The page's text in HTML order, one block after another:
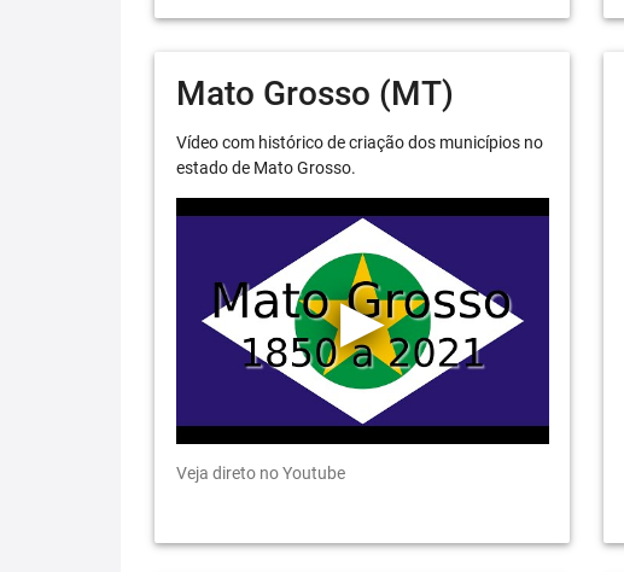
Mato Grosso (MT)
Vídeo com histórico de criação dos municípios no
estado de Mato Grosso.
Veja direto no Youtube